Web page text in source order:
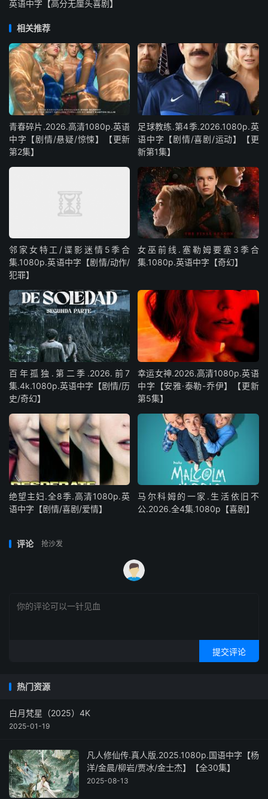
英语中字【高分无厘头喜剧】
相关推荐
青春碎片.2026.高清1080p.英语
中字【剧情/悬疑/惊悚】【更新
第2集】
足球教练.第4季.2026.1080p.英
语中字【剧情/喜剧/运动】【更
新第1集】
邻家女特工/谍影迷情5季合
集.1080p.英语中字【剧情/动作/
犯罪】
女巫前线.塞勒姆要塞3季合
集.1080p.英语中字【奇幻】
百年孤独.第二季.2026.前7
集.4k.1080p.英语中字【剧情/历
史/奇幻】
幸运女神.2026.高清1080p.英语
中字【安雅·泰勒-乔伊】【更新
第5集】
绝望主妇.全8季.高清1080p.英
语中字【剧情/喜剧/爱情】
马尔科姆的一家.生活依旧不
公.2026.全4集.1080p【喜剧】
评论 抢沙发
提交评论
热门资源
白月梵星（2025）4K
2025-01-19
凡人修仙传.真人版.2025.1080p.国语中字【杨
洋/金晨/柳岩/贾冰/金士杰】【全30集】
2025-08-13